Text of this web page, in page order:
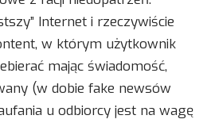
Internet i rzeczywiście
w którym użytkownik
mając świadomość,
(w dobie fake newsów
u odbiorcy jest na wagę